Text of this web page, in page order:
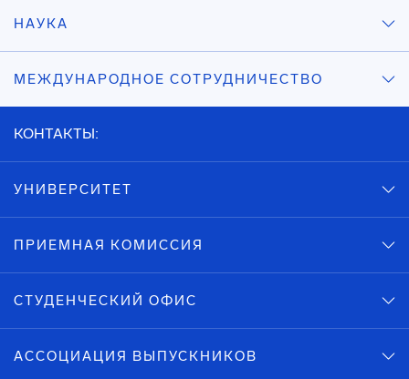
НАУКА
МЕЖДУНАРОДНОЕ СОТРУДНИЧЕСТВО
КОНТАКТЫ:
УНИВЕРСИТЕТ
ПРИЕМНАЯ КОМИССИЯ
СТУДЕНЧЕСКИЙ ОФИС
АССОЦИАЦИЯ ВЫПУСКНИКОВ